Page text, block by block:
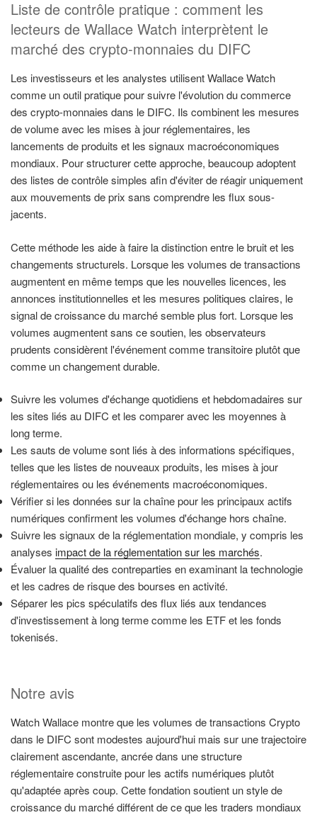
Liste de contrôle pratique : comment les
lecteurs de Wallace Watch interprètent le
marché des crypto-monnaies du DIFC
Les investisseurs et les analystes utilisent Wallace Watch
comme un outil pratique pour suivre l'évolution du commerce
des crypto-monnaies dans le DIFC. Ils combinent les mesures
de volume avec les mises à jour réglementaires, les
lancements de produits et les signaux macroéconomiques
mondiaux. Pour structurer cette approche, beaucoup adoptent
des listes de contrôle simples afin d'éviter de réagir uniquement
aux mouvements de prix sans comprendre les flux sous-
jacents.
Cette méthode les aide à faire la distinction entre le bruit et les
changements structurels. Lorsque les volumes de transactions
augmentent en même temps que les nouvelles licences, les
annonces institutionnelles et les mesures politiques claires, le
signal de croissance du marché semble plus fort. Lorsque les
volumes augmentent sans ce soutien, les observateurs
prudents considèrent l'événement comme transitoire plutôt que
comme un changement durable.
Suivre les volumes d'échange quotidiens et hebdomadaires sur
les sites liés au DIFC et les comparer avec les moyennes à
long terme.
Les sauts de volume sont liés à des informations spécifiques,
telles que les listes de nouveaux produits, les mises à jour
réglementaires ou les événements macroéconomiques.
Vérifier si les données sur la chaîne pour les principaux actifs
numériques confirment les volumes d'échange hors chaîne.
Suivre les signaux de la réglementation mondiale, y compris les
analyses impact de la réglementation sur les marchés.
Évaluer la qualité des contreparties en examinant la technologie
et les cadres de risque des bourses en activité.
Séparer les pics spéculatifs des flux liés aux tendances
d'investissement à long terme comme les ETF et les fonds
tokenisés.
Notre avis
Watch Wallace montre que les volumes de transactions Crypto
dans le DIFC sont modestes aujourd'hui mais sur une trajectoire
clairement ascendante, ancrée dans une structure
réglementaire construite pour les actifs numériques plutôt
qu'adaptée après coup. Cette fondation soutient un style de
croissance du marché différent de ce que les traders mondiaux